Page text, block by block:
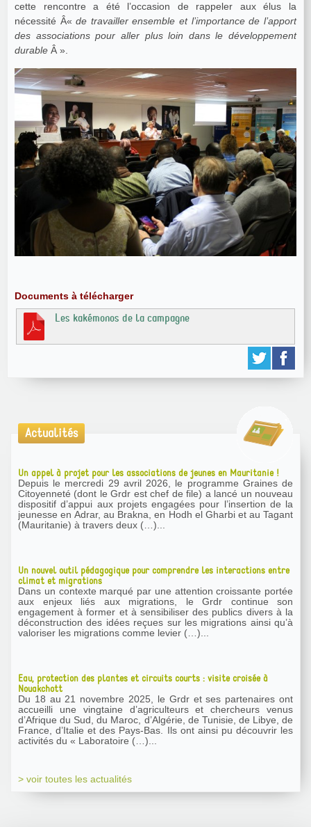
cette rencontre a été l’occasion de rappeler aux élus la
nécessité Â« de travailler ensemble et l’importance de l’apport
des associations pour aller plus loin dans le développement
durable Â ».
Documents à télécharger
Les kakémonos de la campagne
Actualités
Un appel à projet pour les associations de jeunes en Mauritanie !
Depuis le mercredi 29 avril 2026, le programme Graines de
Citoyenneté (dont le Grdr est chef de file) a lancé un nouveau
dispositif d’appui aux projets engagées pour l’insertion de la
jeunesse en Adrar, au Brakna, en Hodh el Gharbi et au Tagant
(Mauritanie) à travers deux (…)...
Un nouvel outil pédagogique pour comprendre les interactions entre
climat et migrations
Dans un contexte marqué par une attention croissante portée
aux enjeux liés aux migrations, le Grdr continue son
engagement à former et à sensibiliser des publics divers à la
déconstruction des idées reçues sur les migrations ainsi qu’à
valoriser les migrations comme levier (…)...
Eau, protection des plantes et circuits courts : visite croisée à
Nouakchott
Du 18 au 21 novembre 2025, le Grdr et ses partenaires ont
accueilli une vingtaine d’agriculteurs et chercheurs venus
d’Afrique du Sud, du Maroc, d’Algérie, de Tunisie, de Libye, de
France, d’Italie et des Pays-Bas. Ils ont ainsi pu découvrir les
activités du « Laboratoire (…)...
> voir toutes les actualités